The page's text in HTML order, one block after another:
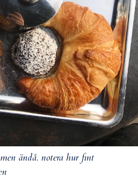
ändå. notera hur fint